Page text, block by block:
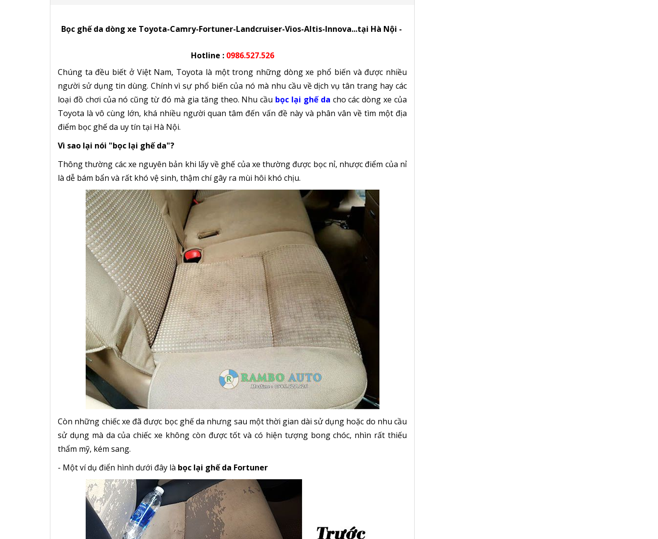
Bọc ghế da dòng xe Toyota-Camry-Fortuner-Landcruiser-Vios-Altis-Innova...tại Hà Nội -
Hotline : 0986.527.526
Chúng ta đều biết ở Việt Nam, Toyota là một trong những dòng xe phổ biến và được nhiều
người sử dụng tin dùng. Chính vì sự phổ biến của nó mà nhu cầu về dịch vụ tân trang hay các
loại đồ chơi của nó cũng từ đó mà gia tăng theo. Nhu cầu bọc lại ghế da cho các dòng xe của
Toyota là vô cùng lớn, khá nhiều người quan tâm đến vấn đề này và phân vân về tìm một địa
điểm bọc ghế da uy tín tại Hà Nội.
Vì sao lại nói "bọc lại ghế da"?
Thông thường các xe nguyên bản khi lấy về ghế của xe thường được bọc nỉ, nhược điểm của nỉ
là dễ bám bẩn và rất khó vệ sinh, thậm chí gây ra mùi hôi khó chịu.
Còn những chiếc xe đã được bọc ghế da nhưng sau một thời gian dài sử dụng hoặc do nhu cầu
sử dụng mà da của chiếc xe không còn được tốt và có hiện tượng bong chóc, nhìn rất thiếu
thẩm mỹ, kém sang.
- Một ví dụ điển hình dưới đây là bọc lại ghế da Fortuner